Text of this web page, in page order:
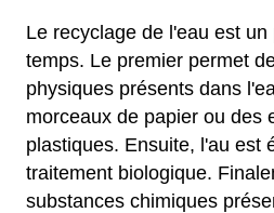
Le recyclage de l'eau est
temps. Le premier permet
physiques présents dans
morceaux de papier ou des
plastiques. Ensuite, l'au est
traitement biologique.
substances chimiques